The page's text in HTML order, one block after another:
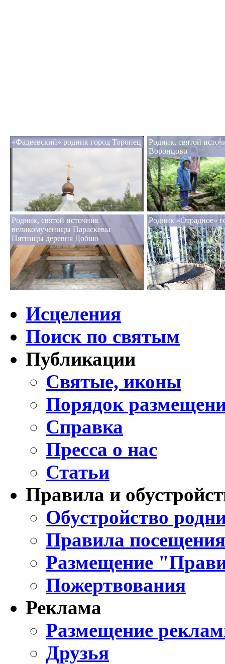
«Фадеевский» родник город Торопец
Родник, святой
Воронцово
Родник, святой источник
великомученицы Параскевы
Пятницы деревня Добшо
Родник «Отрадное»
Исцеления
Поиск по святым
Публикации
Святые, иконы
Порядок
Справка
Пресса о нас
Статьи
Правила и
Обустройство
Правила
Размещение
Пожертвования
Реклама
Размещение
Друзья